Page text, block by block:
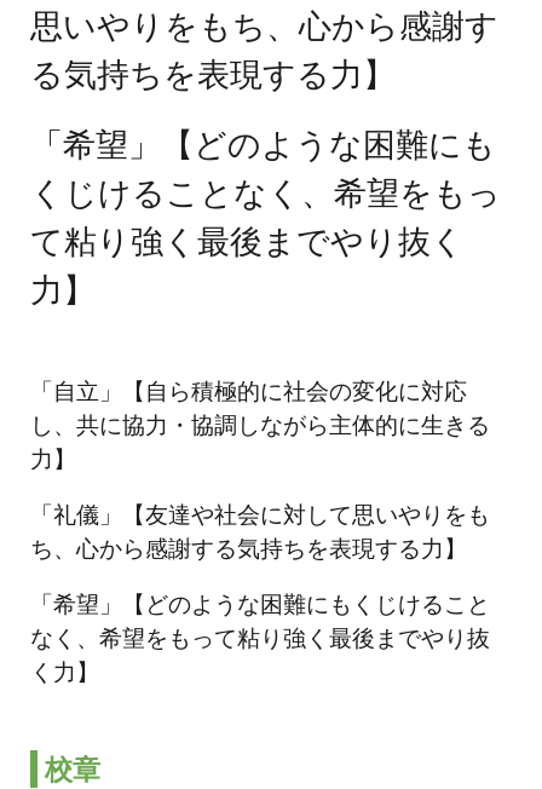
思いやりをもち、心から感謝す
る気持ちを表現する力】
「希望」
【どのような困難にも
くじけることなく、希望をもっ
て粘り強く最後までやり抜く
力】
「自立」【自ら積極的に社会の変化に対応
し、共に協力・協調しながら主体的に生きる
力】
「礼儀」【友達や社会に対して思いやりをも
ち、心から感謝する気持ちを表現する力】
「希望」【どのような困難にもくじけること
なく、希望をもって粘り強く最後までやり抜
く力】
校章